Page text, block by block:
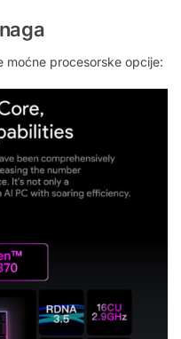
moćne procesorske opcije: